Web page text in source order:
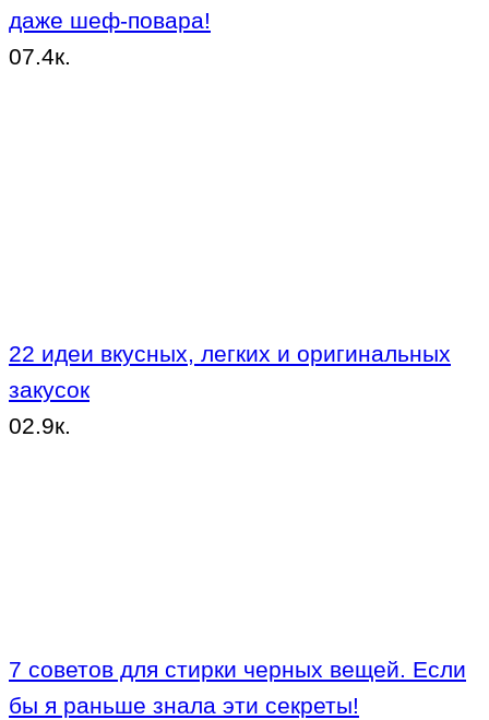
даже шеф-повара!
07.4к.
22 идеи вкусных, легких и оригинальных
закусок
02.9к.
7 советов для стирки черных вещей. Если
бы я раньше знала эти секреты!